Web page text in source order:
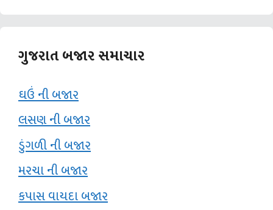
ગુજરાત બજાર સમાચાર
ઘઉં ની બજાર
લસણ ની બજાર
ડુંગળી ની બજાર
મરચા ની બજાર
કપાસ વાયદા બજાર